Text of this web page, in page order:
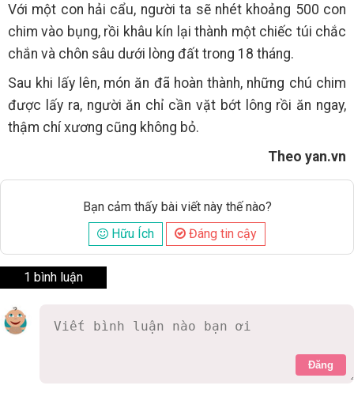
Với một con hải cẩu, người ta sẽ nhét khoảng 500 con
chim vào bụng, rồi khâu kín lại thành một chiếc túi chắc
chắn và chôn sâu dưới lòng đất trong 18 tháng.
Sau khi lấy lên, món ăn đã hoàn thành, những chú chim
được lấy ra, người ăn chỉ cần vặt bớt lông rồi ăn ngay,
thậm chí xương cũng không bỏ.
Theo yan.vn
Bạn cảm thấy bài viết này thế nào?
Hữu Ích
Đáng tin cậy
1 bình luận
Đăng